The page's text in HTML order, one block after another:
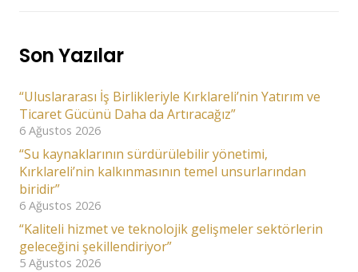
Son Yazılar
“Uluslararası İş Birlikleriyle Kırklareli’nin Yatırım ve
Ticaret Gücünü Daha da Artıracağız”
6 Ağustos 2026
“Su kaynaklarının sürdürülebilir yönetimi,
Kırklareli’nin kalkınmasının temel unsurlarından
biridir”
6 Ağustos 2026
“Kaliteli hizmet ve teknolojik gelişmeler sektörlerin
geleceğini şekillendiriyor”
5 Ağustos 2026